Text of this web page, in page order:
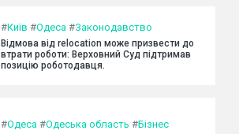
#Київ #Одеса #Законодавство
Відмова від relocation може призвести до
втрати роботи: Верховний Суд підтримав
позицію роботодавця.
#Одеса #Одеська область #Бізнес